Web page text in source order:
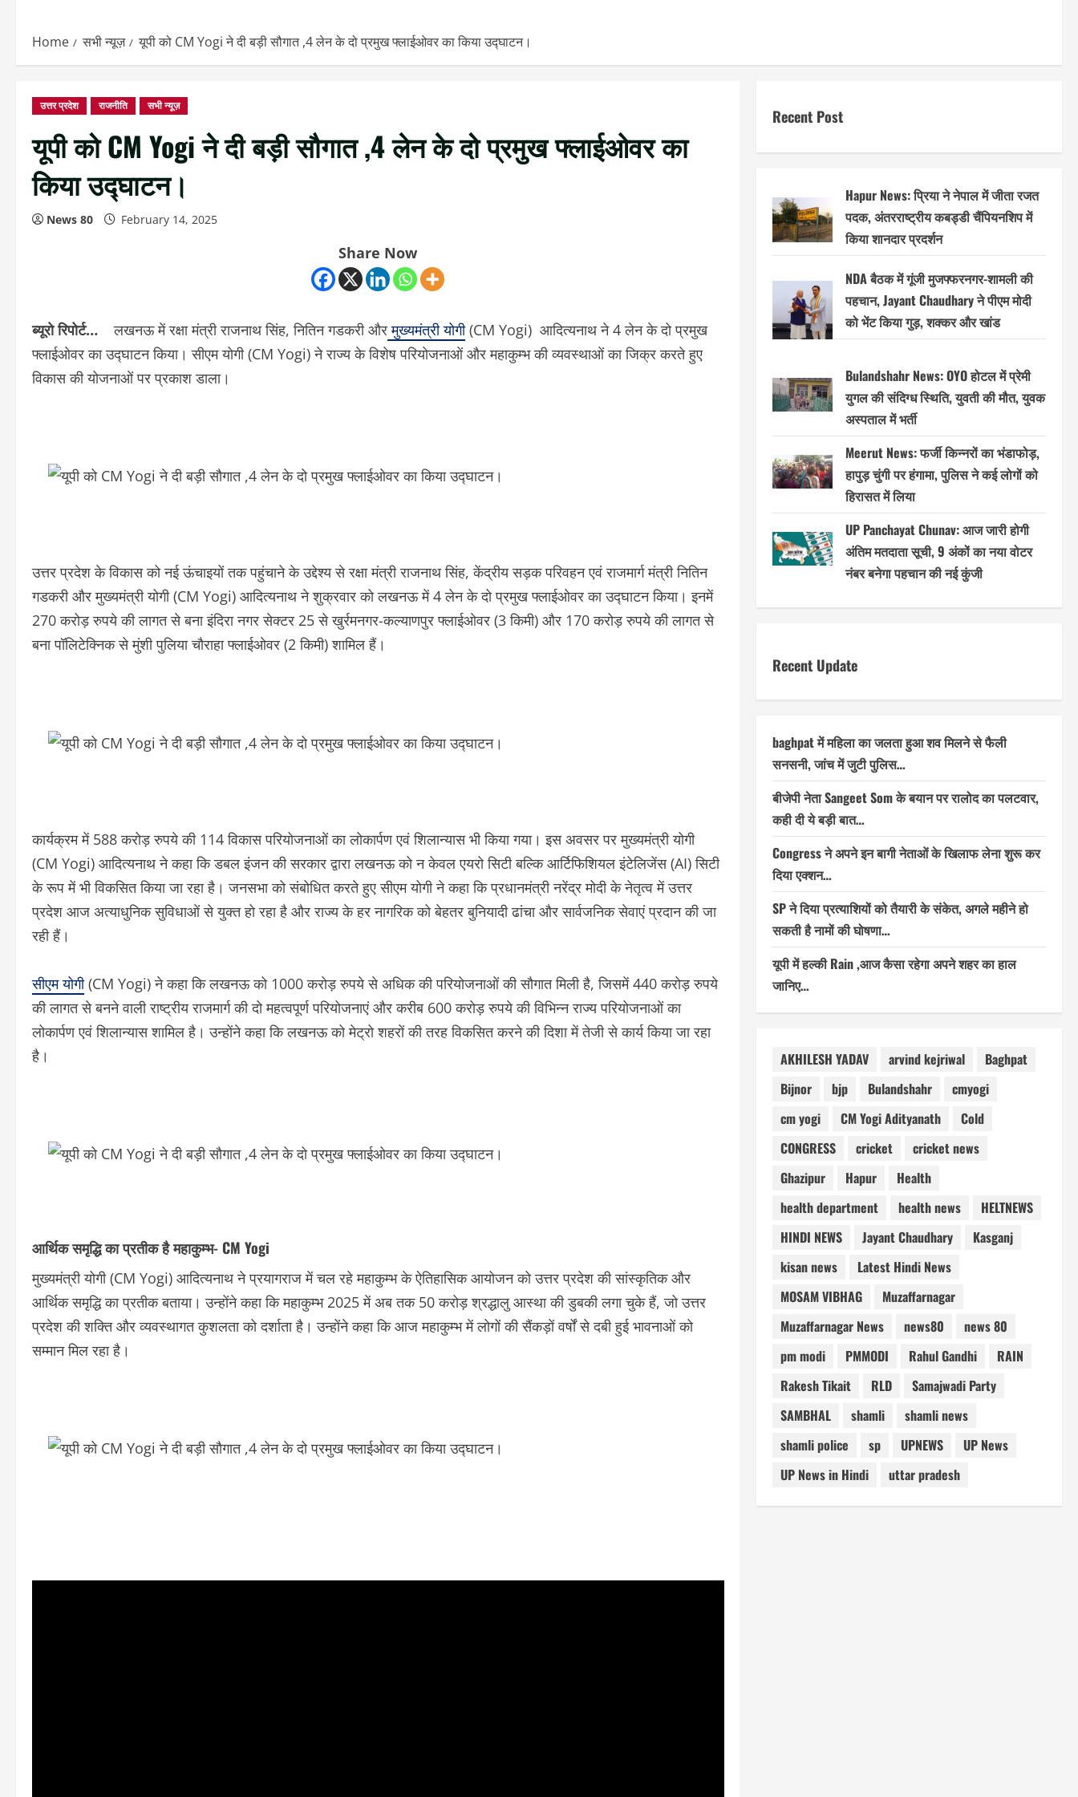
Home सभी न्यूज़ यूपी को CM Yogi ने दी बड़ी सौगात ,4 लेन के दो प्रमुख फ्लाईओवर का किया उद्घाटन।
उत्तर प्रदेश राजनीति सभी न्यूज़
यूपी को CM Yogi ने दी बड़ी सौगात ,4 लेन के दो प्रमुख फ्लाईओवर का
किया उद्घाटन।
News 80 February 14, 2025
Share Now
ब्यूरो रिपोर्ट… लखनऊ में रक्षा मंत्री राजनाथ सिंह, नितिन गडकरी औरमुख्यमंत्री योगी(CM Yogi) आदित्यनाथ ने 4 लेन के दो प्रमुख
फ्लाईओवर का उद्घाटन किया। सीएम योगी (CM Yogi) ने राज्य के विशेष परियोजनाओं और महाकुम्भ की व्यवस्थाओं का जिक्र करते हुए
विकास की योजनाओं पर प्रकाश डाला।
उत्तर प्रदेश के विकास को नई ऊंचाइयों तक पहुंचाने के उद्देश्य से रक्षा मंत्री राजनाथ सिंह, केंद्रीय सड़क परिवहन एवं राजमार्ग मंत्री नितिन
गडकरी और मुख्यमंत्री योगी (CM Yogi) आदित्यनाथ ने शुक्रवार को लखनऊ में 4 लेन के दो प्रमुख फ्लाईओवर का उद्घाटन किया। इनमें
270 करोड़ रुपये की लागत से बना इंदिरा नगर सेक्टर 25 से खुर्रमनगर-कल्याणपुर फ्लाईओवर (3 किमी) और 170 करोड़ रुपये की लागत से
बना पॉलिटेक्निक से मुंशी पुलिया चौराहा फ्लाईओवर (2 किमी) शामिल हैं।
कार्यक्रम में 588 करोड़ रुपये की 114 विकास परियोजनाओं का लोकार्पण एवं शिलान्यास भी किया गया। इस अवसर पर मुख्यमंत्री योगी
(CM Yogi) आदित्यनाथ ने कहा कि डबल इंजन की सरकार द्वारा लखनऊ को न केवल एयरो सिटी बल्कि आर्टिफिशियल इंटेलिजेंस (AI) सिटी
के रूप में भी विकसित किया जा रहा है। जनसभा को संबोधित करते हुए सीएम योगी ने कहा कि प्रधानमंत्री नरेंद्र मोदी के नेतृत्व में उत्तर
प्रदेश आज अत्याधुनिक सुविधाओं से युक्त हो रहा है और राज्य के हर नागरिक को बेहतर बुनियादी ढांचा और सार्वजनिक सेवाएं प्रदान की जा
रही हैं।
सीएम योगी(CM Yogi) ने कहा कि लखनऊ को 1000 करोड़ रुपये से अधिक की परियोजनाओं की सौगात मिली है, जिसमें 440 करोड़ रुपये
की लागत से बनने वाली राष्ट्रीय राजमार्ग की दो महत्वपूर्ण परियोजनाएं और करीब 600 करोड़ रुपये की विभिन्न राज्य परियोजनाओं का
लोकार्पण एवं शिलान्यास शामिल है। उन्होंने कहा कि लखनऊ को मेट्रो शहरों की तरह विकसित करने की दिशा में तेजी से कार्य किया जा रहा
है।
आर्थिक समृद्धि का प्रतीक है महाकुम्भ- CM Yogi
मुख्यमंत्री योगी (CM Yogi) आदित्यनाथ ने प्रयागराज में चल रहे महाकुम्भ के ऐतिहासिक आयोजन को उत्तर प्रदेश की सांस्कृतिक और
आर्थिक समृद्धि का प्रतीक बताया। उन्होंने कहा कि महाकुम्भ 2025 में अब तक 50 करोड़ श्रद्धालु आस्था की डुबकी लगा चुके हैं, जो उत्तर
प्रदेश की शक्ति और व्यवस्थागत कुशलता को दर्शाता है। उन्होंने कहा कि आज महाकुम्भ में लोगों की सैंकड़ों वर्षों से दबी हुई भावनाओं को
सम्मान मिल रहा है।
Recent Post
Hapur News: प्रिया ने नेपाल में जीता रजत
पदक, अंतरराष्ट्रीय कबड्डी चैंपियनशिप में
किया शानदार प्रदर्शन
NDA बैठक में गूंजी मुजफ्फरनगर-शामली की
पहचान, Jayant Chaudhary ने पीएम मोदी
को भेंट किया गुड़, शक्कर और खांड
Bulandshahr News: OYO होटल में प्रेमी
युगल की संदिग्ध स्थिति, युवती की मौत, युवक
अस्पताल में भर्ती
Meerut News: फर्जी किन्नरों का भंडाफोड़,
हापुड़ चुंगी पर हंगामा, पुलिस ने कई लोगों को
हिरासत में लिया
UP Panchayat Chunav: आज जारी होगी
अंतिम मतदाता सूची, 9 अंकों का नया वोटर
नंबर बनेगा पहचान की नई कुंजी
Recent Update
baghpat में महिला का जलता हुआ शव मिलने से फैली
सनसनी, जांच में जुटी पुलिस…
बीजेपी नेता Sangeet Som के बयान पर रालोद का पलटवार,
कही दी ये बड़ी बात…
Congress ने अपने इन बागी नेताओं के खिलाफ लेना शुरू कर
दिया एक्शन…
SP ने दिया प्रत्याशियों को तैयारी के संकेत, अगले महीने हो
सकती है नामों की घोषणा…
यूपी में हल्की Rain ,आज कैसा रहेगा अपने शहर का हाल
जानिए…
AKHILESH YADAV arvind kejriwal
Baghpat
Bijnor
bjp Bulandshahr
cmyogi
cm yogi
CM Yogi Adityanath
Cold
CONGRESS
cricket
cricket news
Ghazipur
Hapur
Health
health department
health news
HELTNEWS
HINDI NEWS
Jayant Chaudhary
Kasganj
kisan news
Latest Hindi News
MOSAM VIBHAG
Muzaffarnagar
Muzaffarnagar News
news80
news 80
pm modi
PMMODI Rahul Gandhi
RAIN
Rakesh Tikait
RLD
Samajwadi Party
SAMBHAL
shamli
shamli news
shamli police
sp UPNEWS
UP News
UP News in Hindi
uttar pradesh